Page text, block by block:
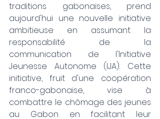
traditions gabonaises, prend
aujourd'hui une nouvelle initiative
ambitieuse en assumant la
responsabilité de la
communication de l'Initiative
Jeunesse Autonome (IJA). Cette
initiative, fruit d'une coopération
franco-gabonaise, vise à
combattre le chômage des jeunes
au Gabon en facilitant leur